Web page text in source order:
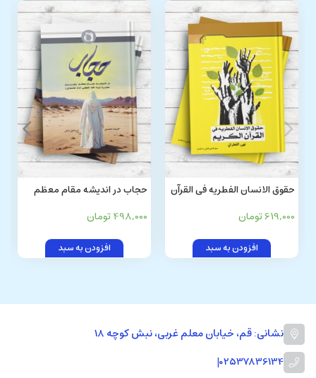
حقوق الانسان الفطریه فی القرآن
619,000 تومان
افزودن به سبد
حجاب در اندیشه مقام معظم
امام خامنه ای
498,000 تومان
افزودن به سبد
نشانی: قم، خیابان معلم غربی، نبش کوچه 18
02537836134
|